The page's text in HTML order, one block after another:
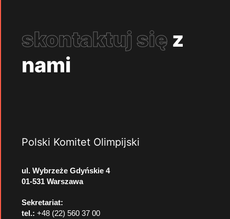
skontaktuj się z
nami
Polski Komitet Olimpijski
ul. Wybrzeże Gdyńskie 4
01-531 Warszawa
Sekretariat:
tel.: +48 (22) 560 37 00